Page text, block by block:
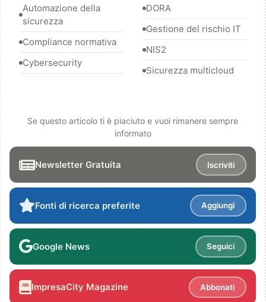
Automazione della
sicurezza
Compliance normativa
Cybersecurity
DORA
Gestione del rischio IT
NIS2
Sicurezza multicloud
Se questo articolo ti è piaciuto e vuoi rimanere sempre
informato
Newsletter Gratuita Iscriviti
Fonti di ricerca preferite Aggiungi
Google News Seguici
ImpresaCity Magazine Abbonati